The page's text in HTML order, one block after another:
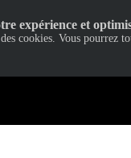
expérience et
cookies. Vous